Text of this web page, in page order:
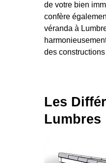
de votre bien
confère
véranda à
des
Les
Lumbres